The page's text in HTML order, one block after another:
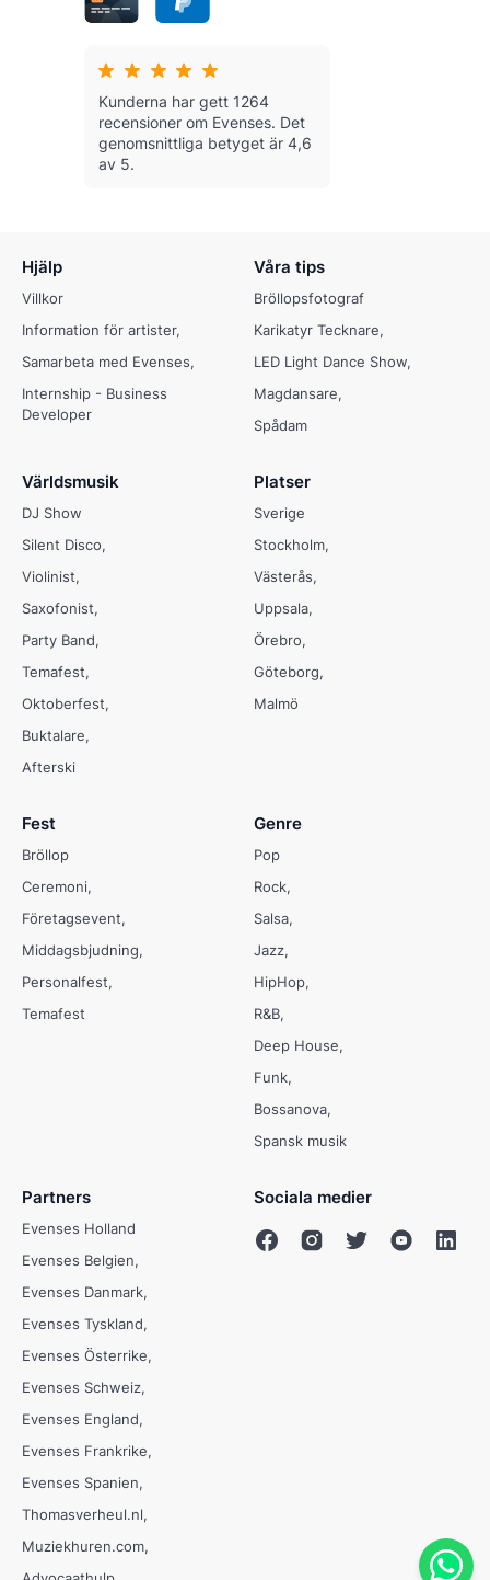
Kunderna har gett 1264
recensioner om Evenses. Det
genomsnittliga betyget är 4,6
av 5.
Hjälp
Villkor
Information för artister
Samarbeta med Evenses
Internship - Business
Developer
Våra tips
Bröllopsfotograf
Karikatyr Tecknare
LED Light Dance Show
Magdansare
Spådam
Världsmusik
DJ Show
Silent Disco
Violinist
Saxofonist
Party Band
Temafest
Oktoberfest
Buktalare
Afterski
Platser
Sverige
Stockholm
Västerås
Uppsala
Örebro
Göteborg
Malmö
Fest
Bröllop
Ceremoni
Företagsevent
Middagsbjudning
Personalfest
Temafest
Genre
Pop
Rock
Salsa
Jazz
HipHop
R&B
Deep House
Funk
Bossanova
Spansk musik
Partners
Evenses Holland
Evenses Belgien
Evenses Danmark
Evenses Tyskland
Evenses Österrike
Evenses Schweiz
Evenses England
Evenses Frankrike
Evenses Spanien
Thomasverheul.nl
Muziekhuren.com
Sociala medier